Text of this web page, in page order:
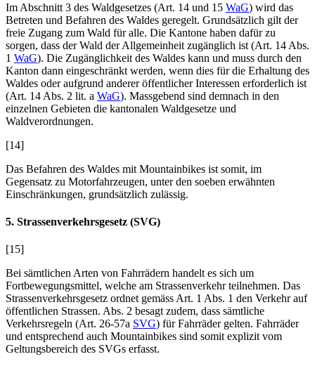
Im Abschnitt 3 des Waldgesetzes (Art. 14 und 15 WaG) wird das
Betreten und Befahren des Waldes geregelt. Grundsätzlich gilt der
freie Zugang zum Wald für alle. Die Kantone haben dafür zu
sorgen, dass der Wald der Allgemeinheit zugänglich ist (Art. 14 Abs.
1 WaG). Die Zugänglichkeit des Waldes kann und muss durch den
Kanton dann eingeschränkt werden, wenn dies für die Erhaltung des
Waldes oder aufgrund anderer öffentlicher Interessen erforderlich ist
(Art. 14 Abs. 2 lit. a WaG). Massgebend sind demnach in den
einzelnen Gebieten die kantonalen Waldgesetze und
Waldverordnungen.
[14]
Das Befahren des Waldes mit Mountainbikes ist somit, im
Gegensatz zu Motorfahrzeugen, unter den soeben erwähnten
Einschränkungen, grundsätzlich zulässig.
5. Strassenverkehrsgesetz (SVG)
[15]
Bei sämtlichen Arten von Fahrrädern handelt es sich um
Fortbewegungsmittel, welche am Strassenverkehr teilnehmen. Das
Strassenverkehrsgesetz ordnet gemäss Art. 1 Abs. 1 den Verkehr auf
öffentlichen Strassen. Abs. 2 besagt zudem, dass sämtliche
Verkehrsregeln (Art. 26-57a SVG) für Fahrräder gelten. Fahrräder
und entsprechend auch Mountainbikes sind somit explizit vom
Geltungsbereich des SVGs erfasst.